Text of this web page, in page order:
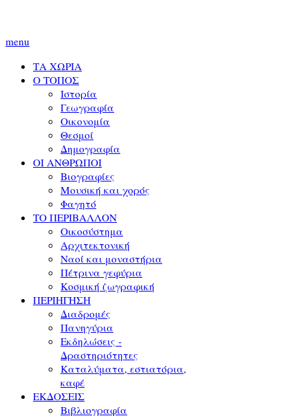
menu
ΤΑ ΧΩΡΙΑ
Ο ΤΟΠΟΣ
Ιστορία
Γεωγραφία
Οικονομία
Θεσμοί
Δημογραφία
ΟΙ ΑΝΘΡΩΠΟΙ
Βιογραφίες
Μουσική και χορός
Φαγητό
ΤΟ ΠΕΡΙΒΑΛΛΟΝ
Οικοσύστημα
Αρχιτεκτονική
Ναοί και μοναστήρια
Πέτρινα γεφύρια
Κοσμική ζωγραφική
ΠΕΡΙΗΓΗΣΗ
Διαδρομές
Πανηγύρια
Εκδηλώσεις -
Δραστηριότητες
Καταλύματα, εστιατόρια,
καφέ
ΕΚΔΟΣΕΙΣ
Βιβλιογραφία